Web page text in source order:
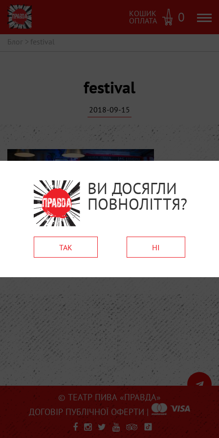
КОШИК
ОПЛАТА 0
Блог > festival
festival
2018-09-15
© ТЕАТР ПИВА «ПРАВДА»
ДОГОВІР ПУБЛІЧНОЇ ОФЕРТИ |
ВИ ДОСЯГЛИ
ПОВНОЛІТТЯ?
ТАК НІ